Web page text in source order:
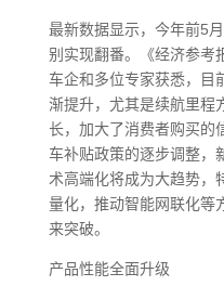
最新数据显示，今年前5
别实现翻番。《经济参考
车企和多位专家获悉，目
渐提升，尤其是续航里程
长，加大了消费者购买的
车补贴政策的逐步调整，
术高端化将成为大趋势，
量化，推动智能网联化等
来突破。
产品性能全面升级